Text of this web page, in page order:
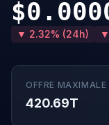
▼ 2.32% (24h)
OFFRE MAXIMALE
420.69T